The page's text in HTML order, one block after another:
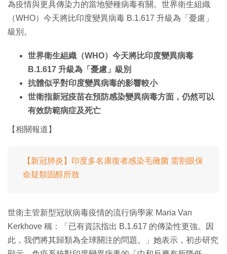
為疫情與更具傳染力的當地變種病毒有關。世界衛生組織
（WHO）今天將比印度變異病毒 B.1.617 升級為「憂慮」
級別。
世界衛生組織（WHO）今天將比印度變異病毒
B.1.617 升級為「憂慮」級別
抗體似乎對印度變異病毒的影響較小
世衛指新冠疫苗在預防感染變異病毒方面，仍然可以
有效防範病症及死亡
【相關報道】
【新冠肺炎】印度多名康復者感染毛黴菌 需割眼保
命疑類固醇所致
世衛主管新型冠狀病毒疫情的流行病學家 Maria Van
Kerkhove 稱：「已有資訊指出 B.1.617 的傳染性更強。因
此，我們將其歸類為全球關注的問題。」她表示，初步研究